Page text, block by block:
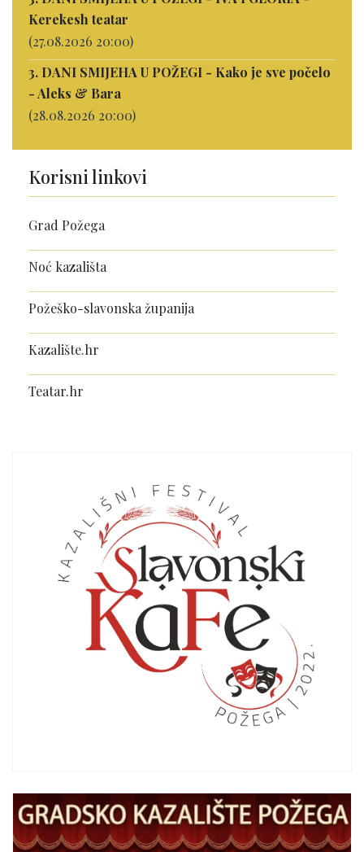
Kerekesh teatar
(27.08.2026 20:00)
3. DANI SMIJEHA U POŽEGI - Kako je sve počelo
- Aleks & Bara
(28.08.2026 20:00)
Korisni linkovi
Grad Požega
Noć kazališta
Požeško-slavonska županija
Kazalište.hr
Teatar.hr